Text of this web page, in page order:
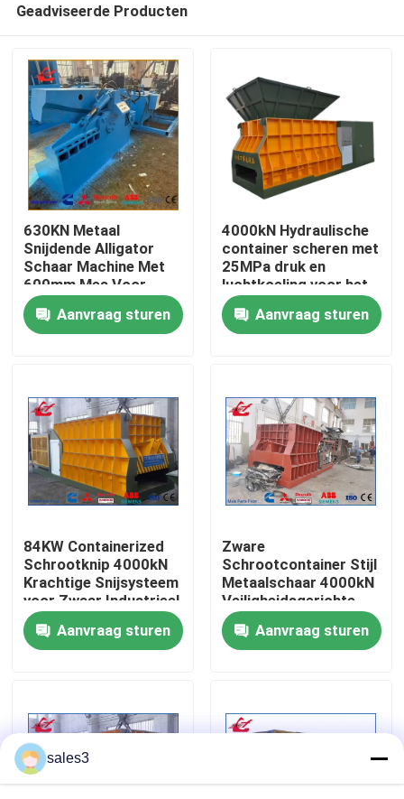
Huis
Producten
fabriekstour
Kwaliteitscontrole
Neem contact met ons op
Nieuws
Vraag een offerte
Industriële Persmachine
Geadviseerde Producten
630KN Metaal
Snijdende Alligator
Schaar Machine Met
600mm Mes Voor
Staal Aluminium En
Koper Schroot
Aanvraag sturen
4000kN Hydraulische
container scheren met
25MPa druk en
luchtkoeling voor het
verwerken van schroot
Aanvraag sturen
84KW Containerized
Schrootknip 4000kN
Krachtige Snijsysteem
voor Zwaar Industrieel
Gebruik
Aanvraag sturen
Zware
Schrootcontainer Stijl
Metaalschaar 4000kN
Veiligheidsgerichte
Hydraulische
Snijsysteem Voor
Zwaar Schroot
Aanvraag sturen
sales3